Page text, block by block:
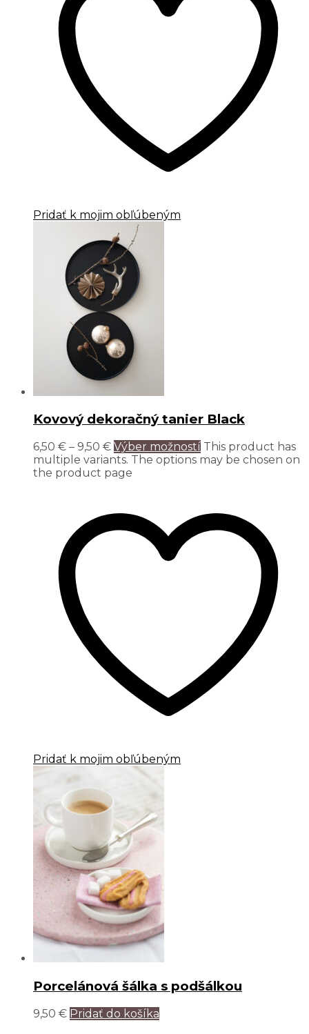
Pridať k mojim obľúbeným
Kovový dekoračný tanier Black
6,50 € – 9,50 € Výber možností This product has
multiple variants. The options may be chosen on
the product page
Pridať k mojim obľúbeným
Porcelánová šálka s podšálkou
9,50 € Pridať do košíka